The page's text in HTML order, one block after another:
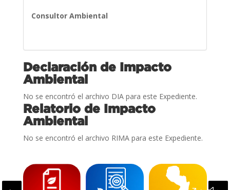
Consultor Ambiental
Declaración de Impacto
Ambiental
No se encontró el archivo DIA para este Expediente.
Relatorio de Impacto
Ambiental
No se encontró el archivo RIMA para este Expediente.